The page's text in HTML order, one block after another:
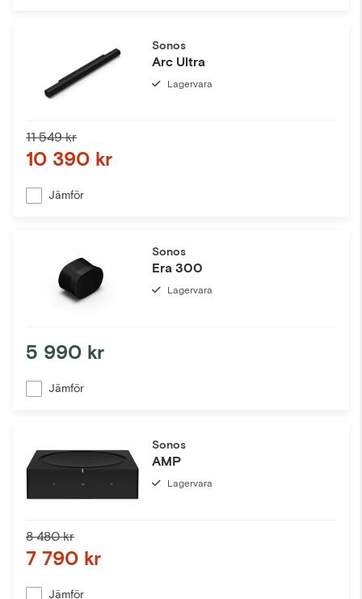
Sonos
Arc Ultra
Lagervara
11 549 kr
10 390 kr
Jämför
Sonos
Era 300
Lagervara
5 990 kr
Jämför
Sonos
AMP
Lagervara
8 480 kr
7 790 kr
Jämför